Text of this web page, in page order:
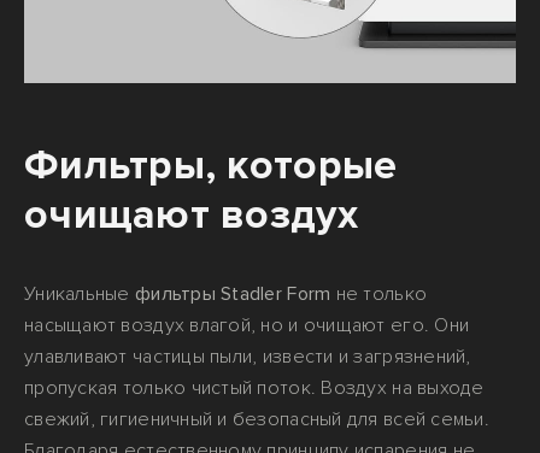
Фильтры, которые
очищают воздух
Уникальные фильтры Stadler Form не только
насыщают воздух влагой, но и очищают его. Они
улавливают частицы пыли, извести и загрязнений,
пропуская только чистый поток. Воздух на выходе
свежий, гигиеничный и безопасный для всей семьи.